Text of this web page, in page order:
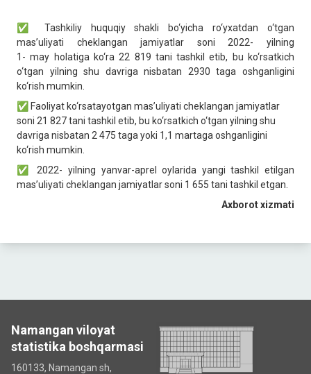
✅ Tashkiliy huquqiy shakli bo‘yicha ro‘yxatdan o‘tgan
mas’uliyati cheklangan jamiyatlar soni 2022- yilning
1- may holatiga ko‘ra 22 819 tani tashkil etib, bu ko‘rsatkich
o‘tgan yilning shu davriga nisbatan 2930 taga oshganligini
ko‘rish mumkin.
✅ Faoliyat ko‘rsatayotgan mas’uliyati cheklangan jamiyatlar
soni 21 827 tani tashkil etib, bu ko‘rsatkich o‘tgan yilning shu
davriga nisbatan 2 475 taga yoki 1,1 martaga oshganligini
ko‘rish mumkin.
✅ 2022- yilning yanvar-aprel oylarida yangi tashkil etilgan
mas’uliyati cheklangan jamiyatlar soni 1 655 tani tashkil etgan.
Axborot xizmati
Namangan viloyat
statistika boshqarmasi
160133, Namangan sh,